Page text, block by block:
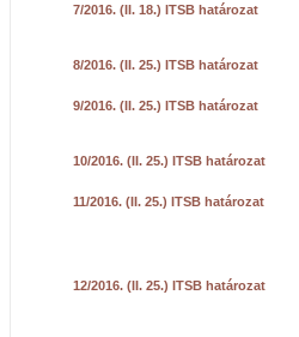
7/2016. (II. 18.) ITSB határozat
8/2016. (II. 25.) ITSB határozat
9/2016. (II. 25.) ITSB határozat
10/2016. (II. 25.) ITSB határozat
11/2016. (II. 25.) ITSB határozat
12/2016. (II. 25.) ITSB határozat